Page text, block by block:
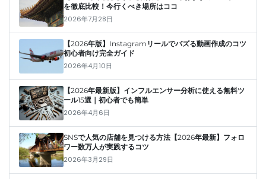
を徹底比較！今行くべき場所はココ
2026年7月28日
【2026年版】Instagramリールでバズる動画作成のコツ
初心者向け完全ガイド
2026年4月10日
【2026年最新版】インフルエンサー分析に使える無料ツ
ール15選｜初心者でも簡単
2026年4月6日
SNSで人気の店舗を見つける方法【2026年最新】フォロ
ワー数万人が実践するコツ
2026年3月29日